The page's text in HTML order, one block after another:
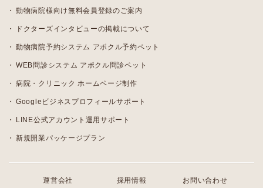
動物病院様向け無料会員登録のご案内
ドクターズインタビューの掲載について
動物病院予約システム アポクル予約ペット
WEB問診システム アポクル問診ペット
病院・クリニック ホームページ制作
Googleビジネスプロフィールサポート
LINE公式アカウント運用サポート
新規開業パッケージプラン
運営会社 採用情報 お問い合わせ